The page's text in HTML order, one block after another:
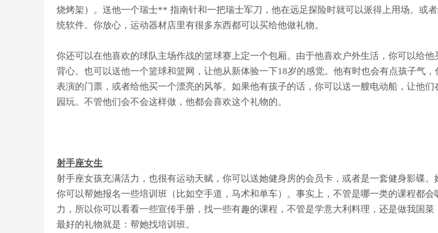
烧烤架）。送他一个瑞士** 指南针和一把瑞士军刀，他在远足探险时就可以派得上用场。或
统软件。你放心，运动器材店里有很多东西都可以买给他做礼物。
你还可以在他喜欢的球队主场作战的篮球赛上定一个包厢。由于他喜欢户外生活，你可以给
背心。也可以送他一个篮球和篮网，让他从新体验一下18岁的感觉。他有时也会有点孩子气
表演的门票，或者给他买一个漂亮的风筝。如果他有孩子的话，你可以送一艘电动船，让他们
园玩。不管他们会不会这样做，他都会喜欢这个礼物的。
射手座女生
射手座女孩充满活力，也很有运动天赋，你可以送她健身房的会员卡，或者是一套健身影碟。
你可以帮她报名一些培训班（比如空手道，马术和单车）。事实上，不管是哪一类的课程都会
力，所以你可以看看一些宣传手册，找一些有趣的课程，不管是学意大利料理，还是做我国
最好的礼物就是：帮她找培训班。